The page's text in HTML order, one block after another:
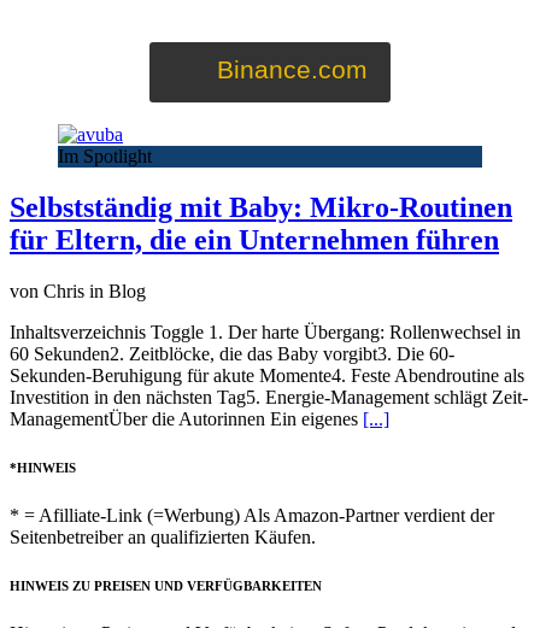
Binance.com
Im Spotlight
Selbstständig mit Baby: Mikro-Routinen
für Eltern, die ein Unternehmen führen
von Chris in Blog
Inhaltsverzeichnis Toggle 1. Der harte Übergang: Rollenwechsel in
60 Sekunden2. Zeitblöcke, die das Baby vorgibt3. Die 60-
Sekunden-Beruhigung für akute Momente4. Feste Abendroutine als
Investition in den nächsten Tag5. Energie-Management schlägt Zeit-
ManagementÜber die Autorinnen Ein eigenes [...]
*HINWEIS
* = Afilliate-Link (=Werbung) Als Amazon-Partner verdient der
Seitenbetreiber an qualifizierten Käufen.
HINWEIS ZU PREISEN UND VERFÜGBARKEITEN